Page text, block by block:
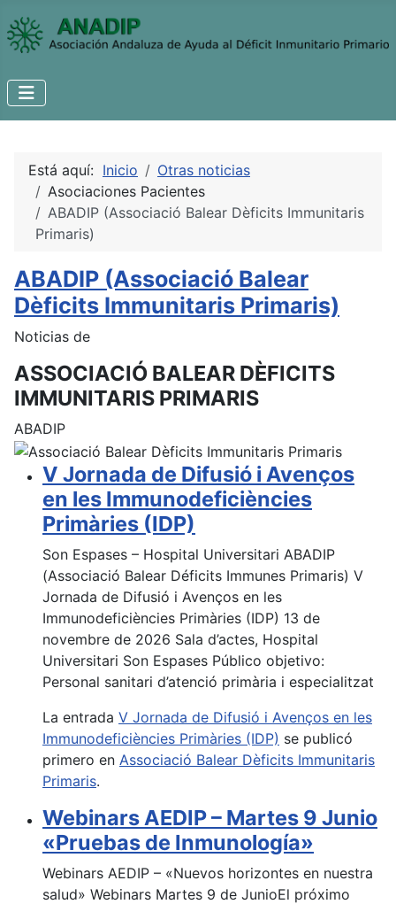
Está aquí: Inicio
Otras noticias
Asociaciones Pacientes
ABADIP (Associació Balear Dèficits Immunitaris
Primaris)
ABADIP (Associació Balear
Dèficits Immunitaris Primaris)
Noticias de
ASSOCIACIÓ BALEAR DÈFICITS
IMMUNITARIS PRIMARIS
ABADIP
V Jornada de Difusió i Avenços
en les Immunodeficiències
Primàries (IDP)
Son Espases – Hospital Universitari ABADIP
(Associació Balear Déficits Immunes Primaris) V
Jornada de Difusió i Avenços en les
Immunodeficiències Primàries (IDP) 13 de
novembre de 2026 Sala d’actes, Hospital
Universitari Son Espases Público objetivo:
Personal sanitari d’atenció primària i especialitzat
La entrada V Jornada de Difusió i Avenços en les
Immunodeficiències Primàries (IDP) se publicó
primero en Associació Balear Dèficits Immunitaris
Primaris.
Webinars AEDIP – Martes 9 Junio
«Pruebas de Inmunología»
Webinars AEDIP – «Nuevos horizontes en nuestra
salud» Webinars Martes 9 de JunioEl próximo